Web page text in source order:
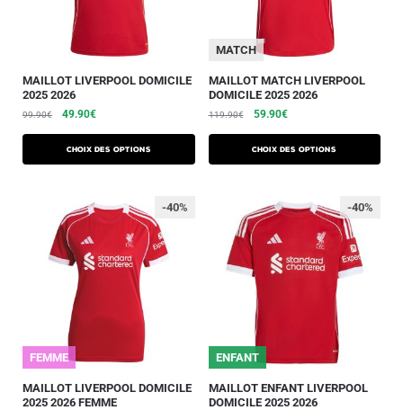
MAILLOT LIVERPOOL DOMICILE
2025 2026
99.90€ 49.90€
Choix des options
MATCH
MAILLOT MATCH LIVERPOOL
DOMICILE 2025 2026
119.90€ 59.90€
Choix des options
-40%
FEMME
MAILLOT LIVERPOOL DOMICILE
2025 2026 FEMME
-40%
ENFANT
MAILLOT ENFANT LIVERPOOL
DOMICILE 2025 2026